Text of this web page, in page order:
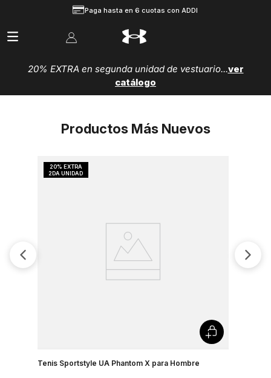
Paga hasta en 6 cuotas con ADDI
20% EXTRA en segunda unidad de vestuario...ver
catálogo
Productos Más Nuevos
Tenis Sportstyle UA Phantom X para Hombre